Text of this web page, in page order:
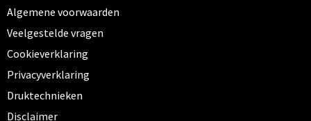
Algemene voorwaarden
Veelgestelde vragen
Cookieverklaring
Privacyverklaring
Druktechnieken
Disclaimer